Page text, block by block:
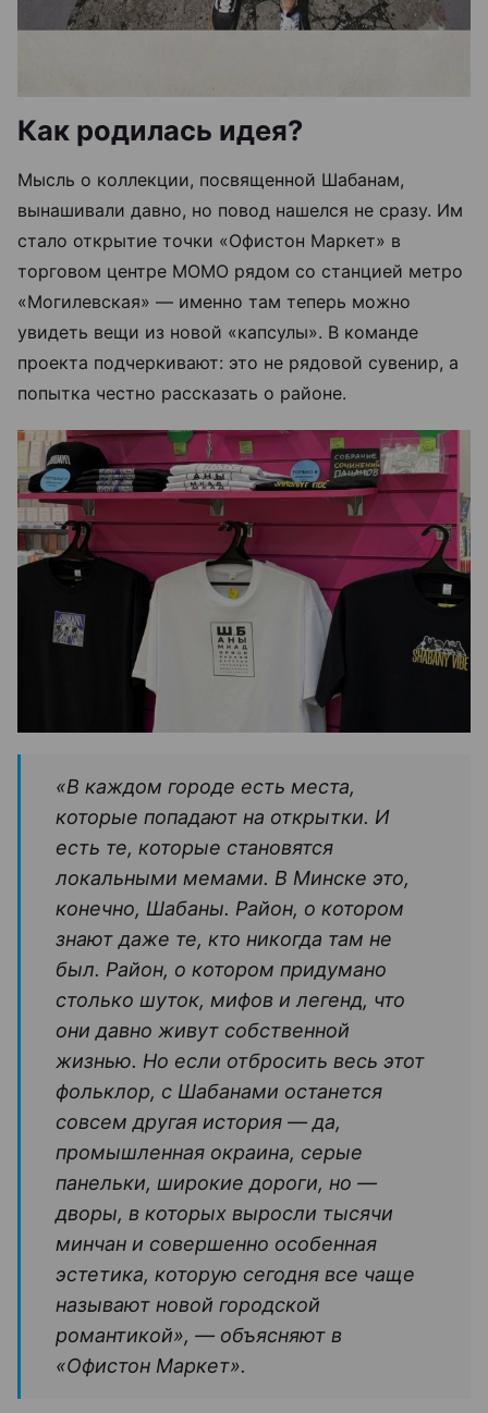
Как родилась идея?
Мысль о коллекции, посвященной Шабанам,
вынашивали давно, но повод нашелся не сразу. Им
стало открытие точки «Офистон Маркет» в
торговом центре МОМО рядом со станцией метро
«Могилевская» — именно там теперь можно
увидеть вещи из новой «капсулы». В команде
проекта подчеркивают: это не рядовой сувенир, а
попытка честно рассказать о районе.
«В каждом городе есть места,
которые попадают на открытки. И
есть те, которые становятся
локальными мемами. В Минске это,
конечно, Шабаны. Район, о котором
знают даже те, кто никогда там не
был. Район, о котором придумано
столько шуток, мифов и легенд, что
они давно живут собственной
жизнью. Но если отбросить весь этот
фольклор, с Шабанами останется
совсем другая история — да,
промышленная окраина, серые
панельки, широкие дороги, но —
дворы, в которых выросли тысячи
минчан и совершенно особенная
эстетика, которую сегодня все чаще
называют новой городской
романтикой», — объясняют в
«Офистон Маркет».